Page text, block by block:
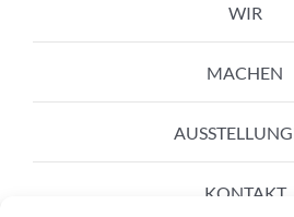
WIR
MACHEN
KONTAKT